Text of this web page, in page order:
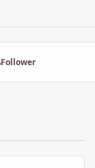
Follower